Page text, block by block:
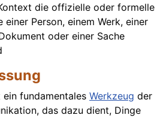
die offizielle oder formelle
einer Person, einem Werk, einer
oder einer Sache
ein fundamentales Werkzeug der
das dazu dient, Dinge